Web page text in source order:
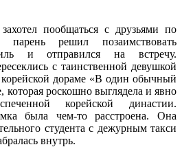
пообщаться с друзьями по
парень решил позаимствовать
и отправился на встречу.
с таинственной девушкой
дораме «В один обычный
которая роскошно выглядела и явно
корейской династии.
была чем-то расстроена. Она
студента с дежурным такси
внутрь.